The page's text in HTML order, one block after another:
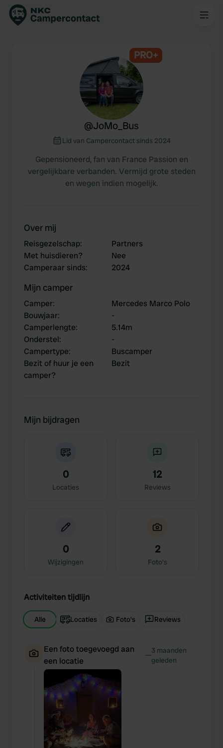
PRO+
@JoMo_Bus
Lid van Campercontact sinds 2024
Gepensioneerd, fan van France Passion en
vergelijkbare verbanden. Vermijd grote steden
en wegen indien mogelijk.
Over mij
Reisgezelschap:
Partners
Met huisdieren?
Nee
Camperaar sinds: 2024
Mijn camper
Camper:
Mercedes Marco Polo
Bouwjaar:
-
Camperlengte:
5.14m
Onderstel:
-
Campertype:
Buscamper
Bezit of huur je een
camper?
Bezit
Mijn bijdragen
0
Locaties
12
Reviews
0
Wijzigingen
2
Foto's
Activiteiten tijdlijn
Alle Locaties Foto's Reviews
Een foto toegevoegd aan
een locatie
—3 maanden
geleden